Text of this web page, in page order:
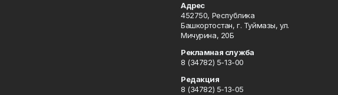
Адрес
452750, Республика
Башкортостан, г. Туймазы, ул.
Мичурина, 20Б
Рекламная служба
8 (34782) 5-13-00
Редакция
8 (34782) 5-13-05